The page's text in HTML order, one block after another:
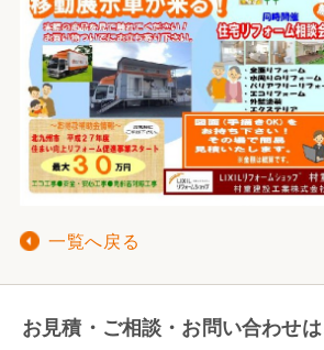
一覧へ戻る
お見積・ご相談・お問い合わせ